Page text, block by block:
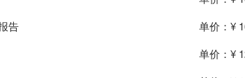
告 单价：¥
单价：¥